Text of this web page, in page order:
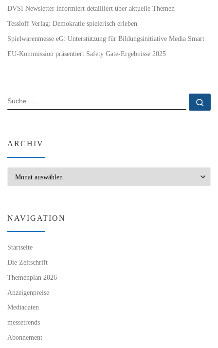
DVSI Newsletter informiert detailliert über aktuelle Themen
Tessloff Verlag: Demokratie spielerisch erleben
Spielwarenmesse eG: Unterstützung für Bildungsinitiative Media Smart
EU-Kommission präsentiert Safety Gate-Ergebnisse 2025
SUCHE
ARCHIV
NAVIGATION
Startseite
Die Zeitschrift
Themenplan 2026
Anzeigenpreise
Mediadaten
messetrends
Abonnement